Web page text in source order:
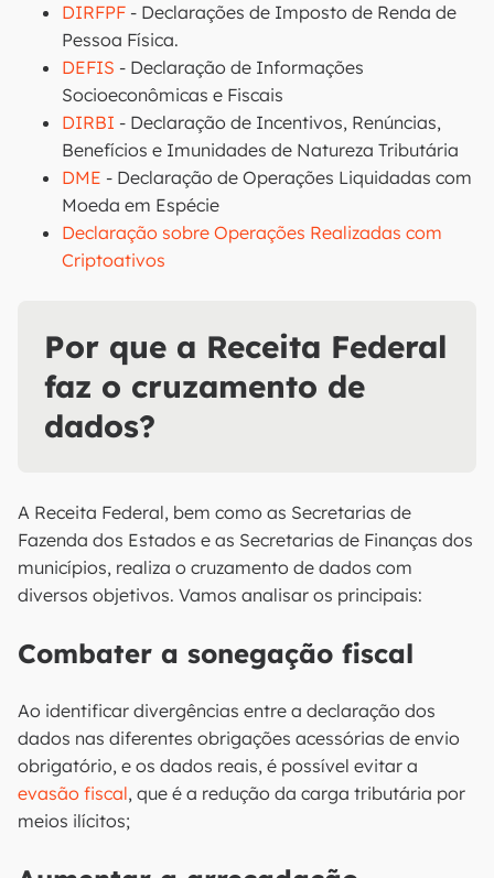
DIRFPF - Declarações de Imposto de Renda de
Pessoa Física.
DEFIS - Declaração de Informações
Socioeconômicas e Fiscais
DIRBI - Declaração de Incentivos, Renúncias,
Benefícios e Imunidades de Natureza Tributária
DME - Declaração de Operações Liquidadas com
Moeda em Espécie
Declaração sobre Operações Realizadas com
Criptoativos
Por que a Receita Federal
faz o cruzamento de
dados?
A Receita Federal, bem como as Secretarias de
Fazenda dos Estados e as Secretarias de Finanças dos
municípios, realiza o cruzamento de dados com
diversos objetivos. Vamos analisar os principais:
Combater a sonegação fiscal
Ao identificar divergências entre a declaração dos
dados nas diferentes obrigações acessórias de envio
obrigatório, e os dados reais, é possível evitar a
evasão fiscal, que é a redução da carga tributária por
meios ilícitos;